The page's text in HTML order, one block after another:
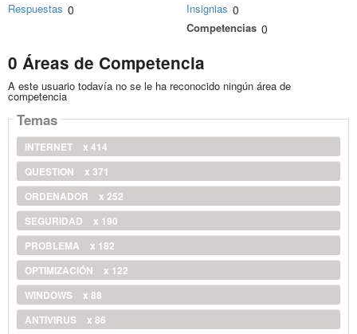
Respuestas 0 Insignias 0
Competencias 0
0 Áreas de Competencia
A este usuario todavía no se le ha reconocido ningún área de
competencia
Temas
INTERNET
x 414
QUESTION
x 371
ORDENADOR
x 252
SEGURIDAD
x 190
PROBLEMA
x 182
OPTIMIZACIÓN
x 122
WINDOWS
x 88
ANTIVIRUS
x 86